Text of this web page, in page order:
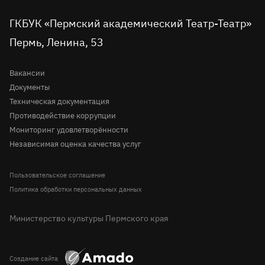
Доступная среда
Правила посещения театра
Молодёжная сцена
История
вконтактеtelegramоднокласниках
rutube
Tripadvisor
ГКБУК «Пермский академический Театр-Театр»
Пермь, Ленина, 53
Вакансии
Документы
Техническая документация
Противодействие коррупции
Мониторинг удовлетворённости
Независимая оценка качества услуг
Пользовательское соглашение
Политика обработки персональных данных
Министерство культуры Пермского края
Создание сайта